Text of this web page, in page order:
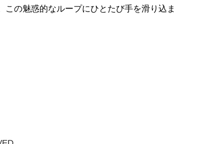
の魅惑的なループにひとたび手を滑り込ま